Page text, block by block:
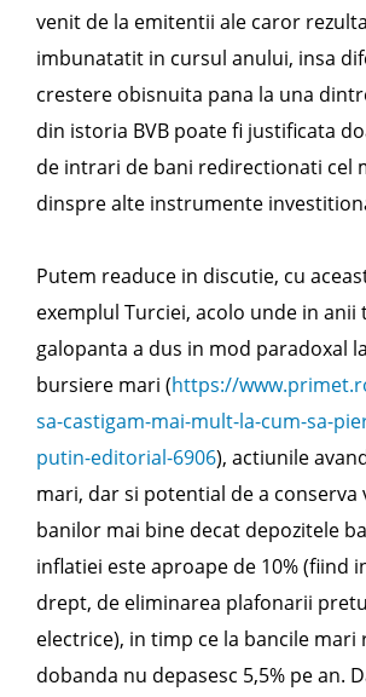
venit de la emitentii ale caror
imbunatatit in cursul anului, insa
crestere obisnuita pana la una
din istoria BVB poate fi justificata
de intrari de bani redirectionati cel
dinspre alte instrumente
Putem readuce in discutie, cu
exemplul Turciei, acolo unde in
galopanta a dus in mod paradoxal
bursiere mari (https://
sa-castigam-mai-mult-la-cum-sa-
putin-editorial-6906), actiunile
mari, dar si potential de a conserva
banilor mai bine decat depozitele
inflatiei este aproape de 10% (fiind
drept, de eliminarea plafonarii
electrice), in timp ce la bancile mari
dobanda nu depasesc 5,5% pe an.